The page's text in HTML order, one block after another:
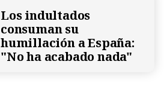
Los indultados
consuman su
humillación a España:
"No ha acabado nada"